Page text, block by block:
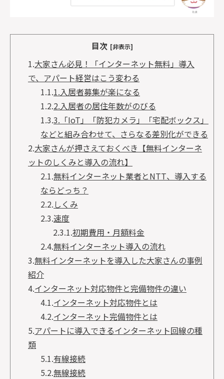
目次 [非表示]
1.大家さん必見！「インターネット無料」導入
で、アパート経営はこう変わる
1.1.1.入居者募集が楽になる
1.2.2.入居者の居住年数がのびる
1.3.3.「IoT」「防犯カメラ」「宅配ボックス」
などと組み合わせて、さらなる差別化ができる
2.大家さんが押さえておくべき【無料インターネ
ットのしくみと導入の流れ】
2.1.無料インターネット業者とNTT、導入する
ならどっち？
2.2. しくみ
2.3.速度
2.3.1.初期費用・月額料金
2.4.無料インターネット導入の流れ
3.無料インターネットを導入した大家さんの事例
紹介
4.インターネット対応物件と完備物件の違い
4.1.インターネット対応物件とは
4.2.インターネット完備物件とは
5.アパートに導入できるインターネット回線の種
類
5.1.有線接続
5.2.無線接続